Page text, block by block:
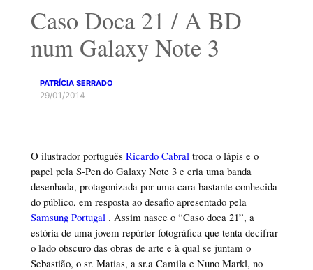
Caso Doca 21 / A BD
num Galaxy Note 3
PATRÍCIA SERRADO
29/01/2014
O ilustrador português Ricardo Cabral troca o lápis e o
papel pela S-Pen do Galaxy Note 3 e cria uma banda
desenhada, protagonizada por uma cara bastante conhecida
do público, em resposta ao desafio apresentado pela
Samsung Portugal . Assim nasce o “Caso doca 21”, a
estória de uma jovem repórter fotográfica que tenta decifrar
o lado obscuro das obras de arte e à qual se juntam o
Sebastião, o sr. Matias, a sr.a Camila e Nuno Markl, no